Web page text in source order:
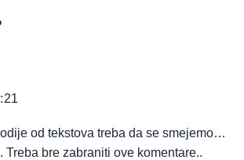
od tekstova treba da se smejemo…
bre zabraniti ove komentare..